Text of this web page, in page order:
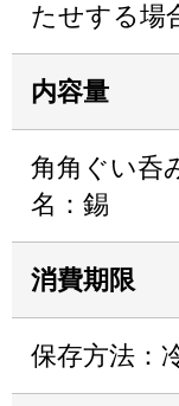
たせする場
内容量
角角ぐい呑
名：錫
消費期限
保存方法：